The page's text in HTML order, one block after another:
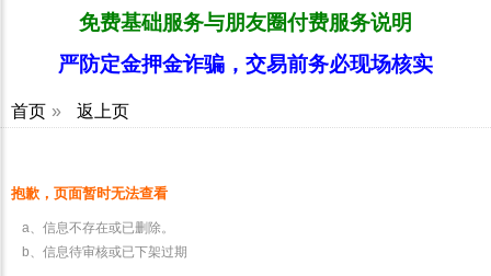
免费基础服务与朋友圈付费服务说明
严防定金押金诈骗，交易前务必现场核实
首页 » 返上页
抱歉，页面暂时无法查看
a、信息不存在或已删除。
b、信息待审核或已下架过期